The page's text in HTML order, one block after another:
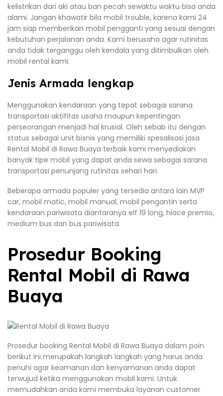
kelistrikan dari aki atau ban pecah sewaktu waktu bisa anda
alami. Jangan khawatir bila mobil trouble, karena kami 24
jam siap memberikan mobil pengganti yang sesuai dengan
kebutuhan perjalanan anda. Kami berusaha agar rutinitas
anda tidak terganggu oleh kendala yang ditimbulkan oleh
mobil rental kami.
Jenis Armada lengkap
Menggunakan kendaraan yang tepat sebagai sarana
transportasi aktifitas usaha maupun kepentingan
perseorangan menjadi hal krusial. Oleh sebab itu dengan
status sebagai unit bisnis yang memiliki spesalisasi jasa
Rental Mobil di Rawa Buaya terbaik kami menyediakan
banyak tipe mobil yang dapat anda sewa sebagai sarana
transportasi penunjang rutinitas sehari hari.
Beberapa armada populer yang tersedia antara lain MVP
car, mobil matic, mobil manual, mobil pengantin serta
kendaraan pariwisata diantaranya elf 19 long, hiace premio,
medium bus dan bus pariwisata.
Prosedur Booking
Rental Mobil di Rawa
Buaya
Prosedur booking Rental Mobil di Rawa Buaya dalam poin
berikut ini merupakah langkah langkah yang harus anda
penuhi agar keamanan dan kenyamanan anda dapat
terwujud ketika menggunakan mobil kami. Untuk
memudahkan anda kami membuka layanan customer